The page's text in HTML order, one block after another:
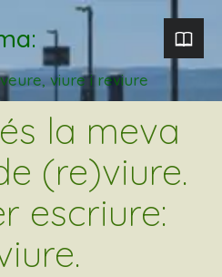
viure i reviure
la meva
(re)viure.
escriure: